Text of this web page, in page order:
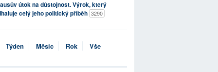
útok na důstojnost. Výrok, který
celý jeho politický příběh 3290
Týden Měsíc Rok Vše